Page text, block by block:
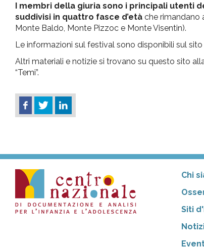
I membri della giuria sono i principali utenti
suddivisi in quattro fasce d’età che rimandano
Monte Baldo, Monte Pizzoc e Monte Visentin).
Le informazioni sul festival sono disponibili sul sito
Altri materiali e notizie si trovano su questo sito
“Temi”.
Chi
Siti